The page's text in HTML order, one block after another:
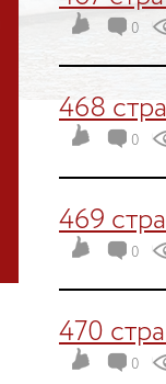
0
468
0
469
0
470
0